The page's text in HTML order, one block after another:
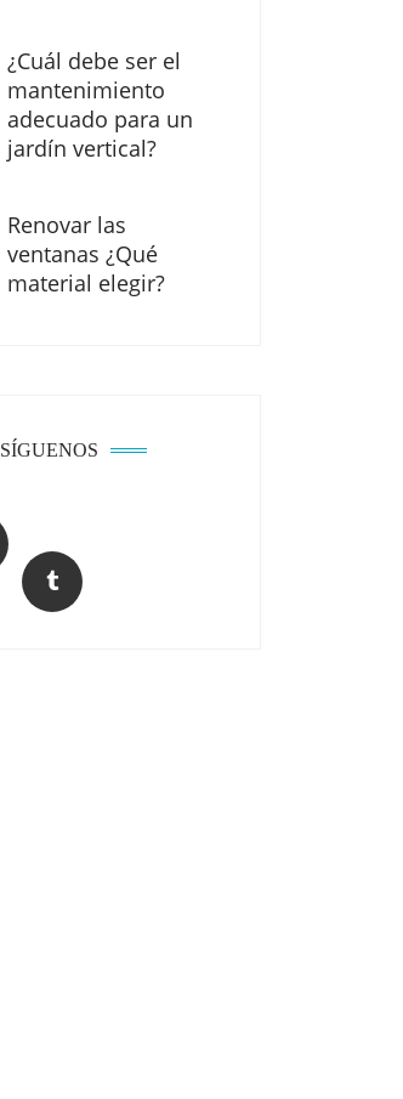
¿Cuál debe ser el
mantenimiento
adecuado para un
jardín vertical?
Renovar las
ventanas ¿Qué
material elegir?
SÍGUENOS